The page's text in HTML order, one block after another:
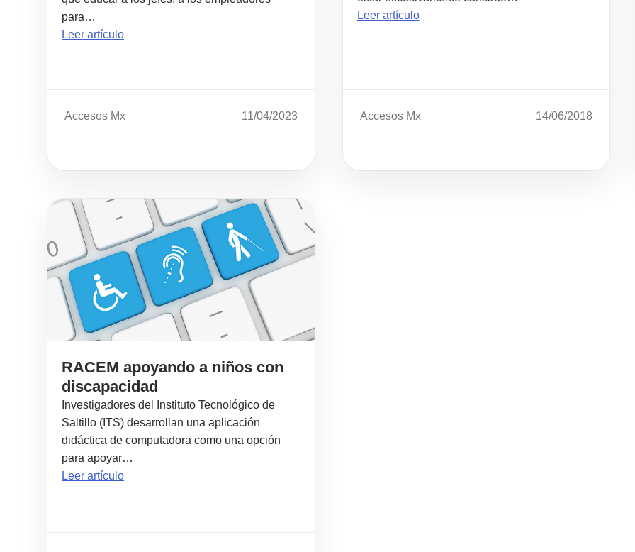
para…
Leer artículo
Accesos Mx 11/04/2023
Leer artículo
Accesos Mx 14/06/2018
RACEM apoyando a niños con
discapacidad
Investigadores del Instituto Tecnológico de
Saltillo (ITS) desarrollan una aplicación
didáctica de computadora como una opción
para apoyar…
Leer artículo